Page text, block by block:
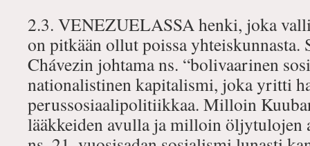
2.3. VENEZUELASSA henki, joka
on pitkään ollut poissa yhteiskunnasta.
Chávezin johtama ns. “bolivaarinen
nationalistinen kapitalismi, joka yritti
perussosiaalipolitiikkaa. Milloin
lääkkeiden avulla ja milloin öljytulojen